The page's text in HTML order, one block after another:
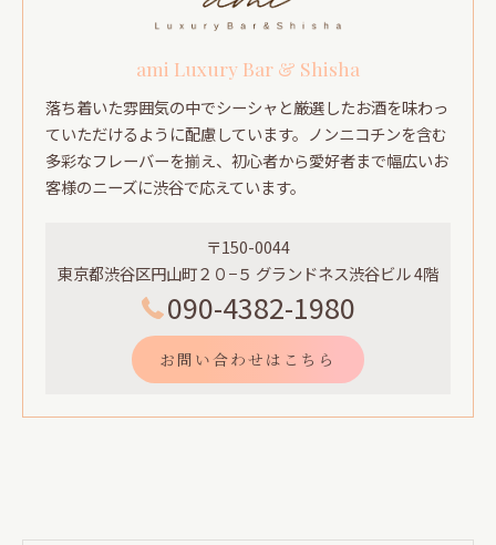
ami Luxury Bar & Shisha
落ち着いた雰囲気の中でシーシャと厳選したお酒を味わっ
ていただけるように配慮しています。ノンニコチンを含む
多彩なフレーバーを揃え、初心者から愛好者まで幅広いお
客様のニーズに渋谷で応えています。
〒150-0044
東京都渋谷区円山町２０−５ グランドネス渋谷ビル 4階
090-4382-1980
お問い合わせはこちら